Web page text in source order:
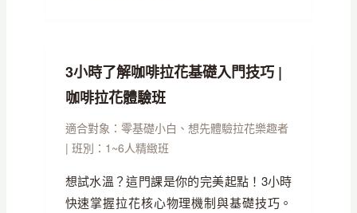
3小時了解咖啡拉花基礎入門技巧 |
咖啡拉花體驗班
適合對象：零基礎小白、想先體驗拉花樂趣者
| 班別：1~6人精緻班
想試水溫？這門課是你的完美起點！3小時
快速掌握拉花核心物理機制與基礎技巧。